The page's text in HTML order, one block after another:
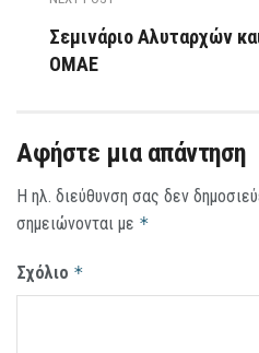
Σεμινάριο Αλυταρχών
ΟΜΑΕ
Αφήστε μια απάντηση
Η ηλ. διεύθυνση σας δεν
σημειώνονται με *
Σχόλιο *